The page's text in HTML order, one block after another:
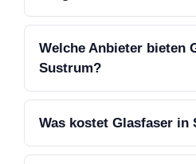
Welche Anbieter bieten
Sustrum?
Was kostet Glasfaser in